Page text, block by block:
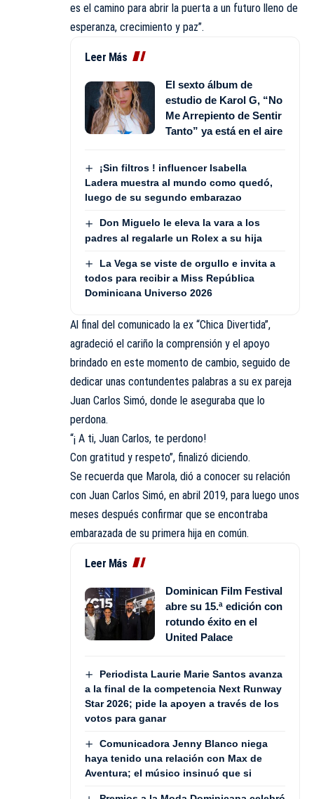
es el camino para abrir la puerta a un futuro lleno de
esperanza, crecimiento y paz”.
Leer Más
El sexto álbum de
estudio de Karol G, “No
Me Arrepiento de Sentir
Tanto” ya está en el aire
¡Sin filtros ! influencer Isabella
Ladera muestra al mundo como quedó,
luego de su segundo embarazao
Don Miguelo le eleva la vara a los
padres al regalarle un Rolex a su hija
La Vega se viste de orgullo e invita a
todos para recibir a Miss República
Dominicana Universo 2026
Al final del comunicado la ex “Chica Divertida”,
agradeció el cariño la comprensión y el apoyo
brindado en este momento de cambio, seguido de
dedicar unas contundentes palabras a su ex pareja
Juan Carlos Simó, donde le aseguraba que lo
perdona.
“¡ A ti, Juan Carlos, te perdono!
Con gratitud y respeto”, finalizó diciendo.
Se recuerda que Marola, dió a conocer su relación
con Juan Carlos Simó, en abril 2019, para luego unos
meses después confirmar que se encontraba
embarazada de su primera hija en común.
Leer Más
Dominican Film Festival
abre su 15.ª edición con
rotundo éxito en el
United Palace
Periodista Laurie Marie Santos avanza
a la final de la competencia Next Runway
Star 2026; pide la apoyen a través de los
votos para ganar
Comunicadora Jenny Blanco niega
haya tenido una relación con Max de
Aventura; el músico insinuó que si